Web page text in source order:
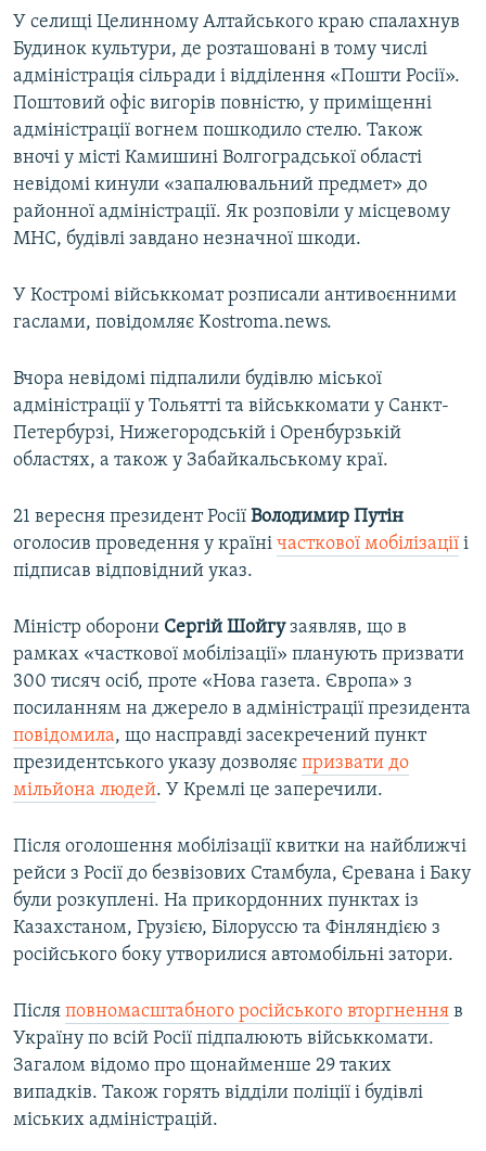
У селищі Целинному Алтайського краю спалахнув
Будинок культури, де розташовані в тому числі
адміністрація сільради і відділення «Пошти Росії».
Поштовий офіс вигорів повністю, у приміщенні
адміністрації вогнем пошкодило стелю. Також
вночі у місті Камишині Волгоградської області
невідомі кинули «запалювальний предмет» до
районної адміністрації. Як розповіли у місцевому
МНС, будівлі завдано незначної шкоди.
У Костромі військкомат розписали антивоєнними
гаслами, повідомляє Kostroma.news.
Вчора невідомі підпалили будівлю міської
адміністрації у Тольятті та військкомати у Санкт-
Петербурзі, Нижегородській і Оренбурзькій
областях, а також у Забайкальському краї.
21 вересня президент Росії Володимир Путін
оголосив проведення у країні часткової мобілізації і
підписав відповідний указ.
Міністр оборони Сергій Шойгузаявляв, що в
рамках «часткової мобілізації» планують призвати
300 тисяч осіб, проте «Нова газета. Європа» з
посиланням на джерело в адміністрації президента
повідомила, що насправді засекречений пункт
президентського указу дозволяє призвати до
мільйона людей. У Кремлі це заперечили.
Після оголошення мобілізації квитки на найближчі
рейси з Росії до безвізових Стамбула, Єревана і Баку
були розкуплені. На прикордонних пунктах із
Казахстаном, Грузією, Білоруссю та Фінляндією з
російського боку утворилися автомобільні затори.
Після повномасштабного російського вторгнення в
Україну по всій Росії підпалюють військкомати.
Загалом відомо про щонайменше 29 таких
випадків. Також горять відділи поліції і будівлі
міських адміністрацій.